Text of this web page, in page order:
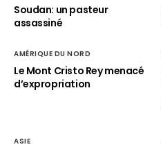
Soudan: un pasteur
assassiné
AMÉRIQUE DU NORD
Le Mont Cristo Rey menacé
d’expropriation
ASIE